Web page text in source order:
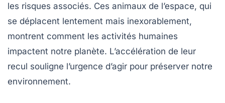
les risques associés. Ces animaux de l’espace, qui
se déplacent lentement mais inexorablement,
montrent comment les activités humaines
impactent notre planète. L’accélération de leur
recul souligne l’urgence d’agir pour préserver notre
environnement.